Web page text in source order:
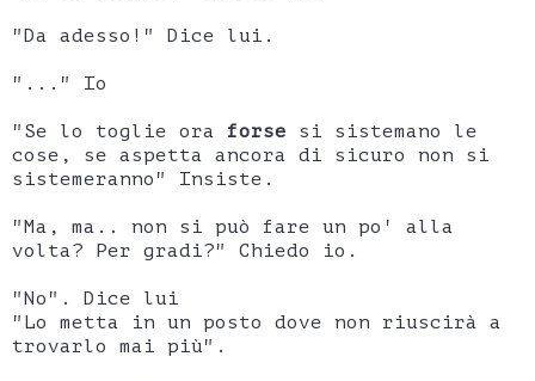
"Da adesso!" Dice lui.
"..." Io
"Se lo toglie ora forse si sistemano le
cose, se aspetta ancora di sicuro non si
sistemeranno" Insiste.
"Ma, ma.. non si può fare un po' alla
volta? Per gradi?" Chiedo io.
"No". Dice lui
"Lo metta in un posto dove non riuscirà a
trovarlo mai più".